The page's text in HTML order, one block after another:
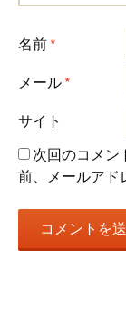
名前 *
メール *
サイト
次回のコメン
前、メールアド